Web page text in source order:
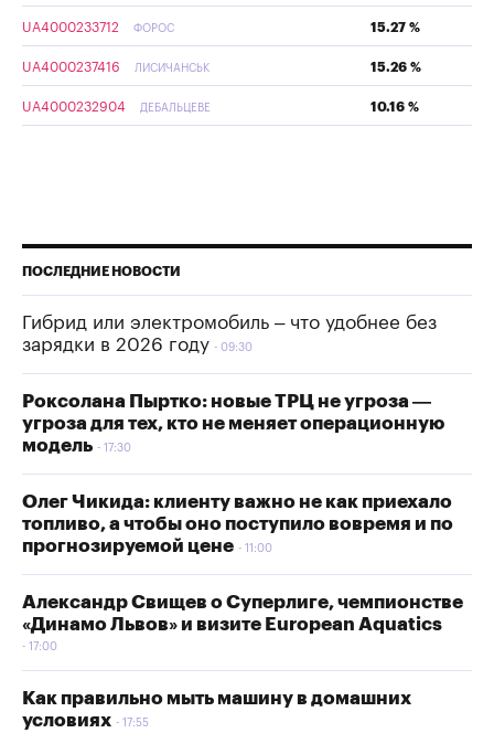
UA4000233712 ФОРОС 15.27 %
UA4000237416 ЛИСИЧАНСЬК 15.26 %
UA4000232904 ДЕБАЛЬЦЕВЕ 10.16 %
ПОСЛЕДНИЕ НОВОСТИ
Гибрид или электромобиль – что удобнее без
зарядки в 2026 году
09:30
Роксолана Пыртко: новые ТРЦ не угроза —
угроза для тех, кто не меняет операционную
модель
17:30
Олег Чикида: клиенту важно не как приехало
топливо, а чтобы оно поступило вовремя и по
прогнозируемой цене
11:00
Александр Свищев о Суперлиге, чемпионстве
«Динамо Львов» и визите European Aquatics
17:00
Как правильно мыть машину в домашних
условиях
17:55